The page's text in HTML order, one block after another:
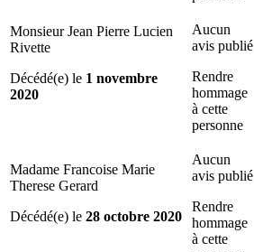
Monsieur Jean Pierre Lucien
Rivette
Décédé(e) le 1 novembre
2020
Aucun
avis publié
Rendre
hommage
à cette
personne
Madame Francoise Marie
Therese Gerard
Décédé(e) le 28 octobre 2020
Aucun
avis publié
Rendre
hommage
à cette